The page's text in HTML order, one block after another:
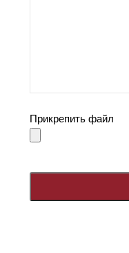
Прикрепить файл